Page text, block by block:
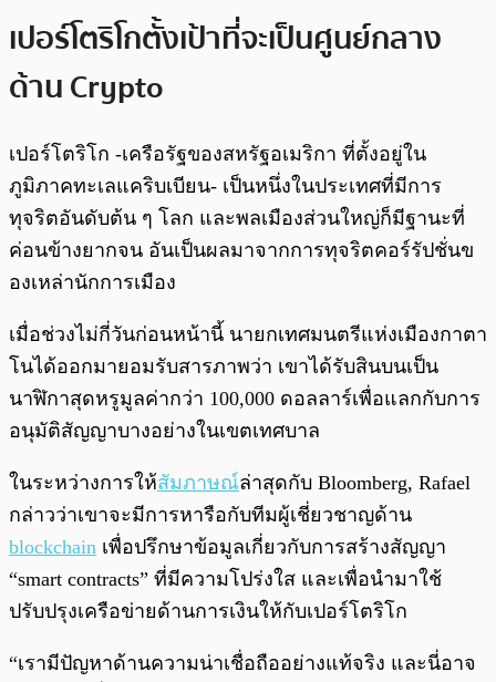
เปอร์โตริโกตั้งเป้าที่จะเป็นศูนย์กลาง
ด้าน Crypto
เปอร์โตริโก -เครือรัฐของสหรัฐอเมริกา ที่ตั้งอยู่ใน
ภูมิภาคทะเลแคริบเบียน- เป็นหนึ่งในประเทศที่มีการ
ทุจริตอันดับต้น ๆ โลก และพลเมืองส่วนใหญ่ก็มีฐานะที่
ค่อนข้างยากจน อันเป็นผลมาจากการทุจริตคอร์รัปชั่นข
องเหล่านักการเมือง
เมื่อช่วงไม่กี่วันก่อนหน้านี้ นายกเทศมนตรีแห่งเมืองกาตา
โนได้ออกมายอมรับสารภาพว่า เขาได้รับสินบนเป็น
นาฬิกาสุดหรูมูลค่ากว่า 100,000 ดอลลาร์เพื่อแลกกับการ
อนุมัติสัญญาบางอย่างในเขตเทศบาล
ในระหว่างการให้สัมภาษณ์ล่าสุดกับ Bloomberg, Rafael
กล่าวว่าเขาจะมีการหารือกับทีมผู้เชี่ยวชาญด้าน
blockchain เพื่อปรึกษาข้อมูลเกี่ยวกับการสร้างสัญญา
“smart contracts” ที่มีความโปร่งใส และเพื่อนำมาใช้
ปรับปรุงเครือข่ายด้านการเงินให้กับเปอร์โตริโก
“เรามีปัญหาด้านความน่าเชื่อถืออย่างแท้จริง และนี่อาจ